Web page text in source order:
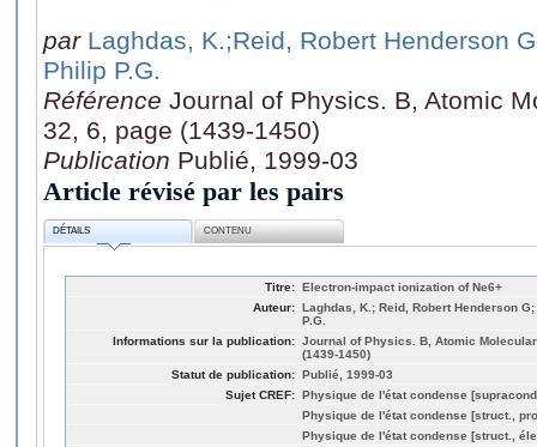
par Laghdas, K.;Reid, Robert Henderson G
Philip P.G.
Référence Journal of Physics. B, Atomic
32, 6, page (1439-1450)
Publication Publié, 1999-03
Article révisé par les pairs
DÉTAILS CONTENU
Titre: Electron-impact ionization of Ne6+
Auteur: Laghdas, K.; Reid, Robert Henderson
P.G.
Informations sur la publication: Journal of Physics. B, Atomic
(1439-1450)
Statut de publication: Publié, 1999-03
Sujet CREF: Physique de l'état condense
Physique de l'état condense [struct.,
Physique de l'état condense [struct.,